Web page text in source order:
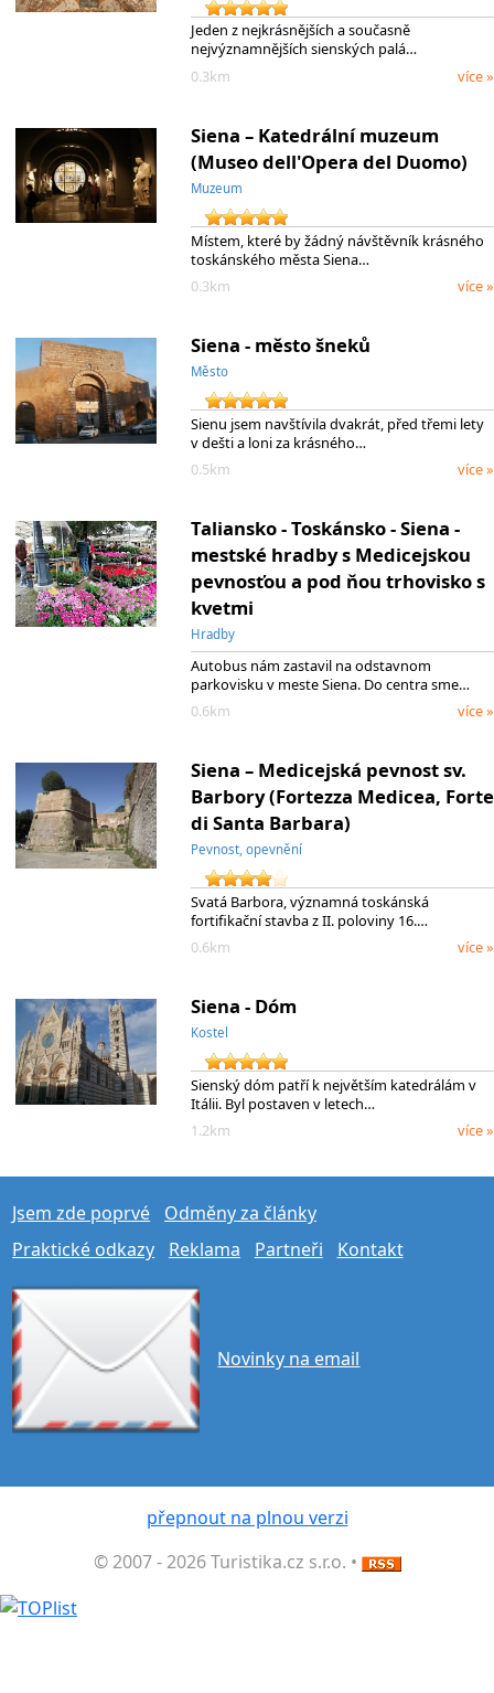
Jeden z nejkrásnějších a současně
nejvýznamnějších sienských palá…
0.3km
více »
Siena – Katedrální muzeum
(Museo dell'Opera del Duomo)
Muzeum
Místem, které by žádný návštěvník krásného
toskánského města Siena…
0.3km
více »
Siena - město šneků
Město
Sienu jsem navštívila dvakrát, před třemi lety
v dešti a loni za krásného…
0.5km
více »
Taliansko - Toskánsko - Siena -
mestské hradby s Medicejskou
pevnosťou a pod ňou trhovisko s
kvetmi
Hradby
Autobus nám zastavil na odstavnom
parkovisku v meste Siena. Do centra sme…
0.6km
více »
Siena – Medicejská pevnost sv.
Barbory (Fortezza Medicea, Forte
di Santa Barbara)
Pevnost, opevnění
Svatá Barbora, významná toskánská
fortifikační stavba z II. poloviny 16.…
0.6km
více »
Siena - Dóm
Kostel
Sienský dóm patří k největším katedrálám v
Itálii. Byl postaven v letech…
1.2km
více »
Jsem zde poprvé
Odměny za články
Praktické odkazy
Reklama Partneři Kontakt
Novinky na email
přepnout na plnou verzi
© 2007 - 2026 Turistika.cz s.r.o. •